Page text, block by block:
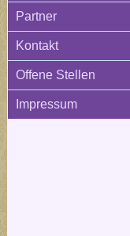
Partner
Kontakt
Offene Stellen
Impressum